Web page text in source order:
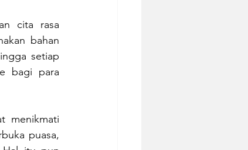
cita rasa
bahan
setiap
bagi para
menikmati
puasa,